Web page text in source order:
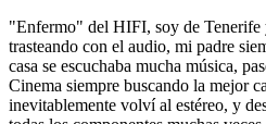
"Enfermo" del HIFI, soy de Tenerife
trasteando con el audio, mi padre
casa se escuchaba mucha música,
Cinema siempre buscando la mejor
inevitablemente volví al estéreo, y